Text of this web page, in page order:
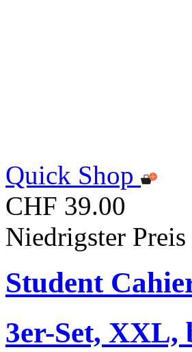
Quick Shop
CHF 39.00
Niedrigster
Student
3er-Set, XXL,